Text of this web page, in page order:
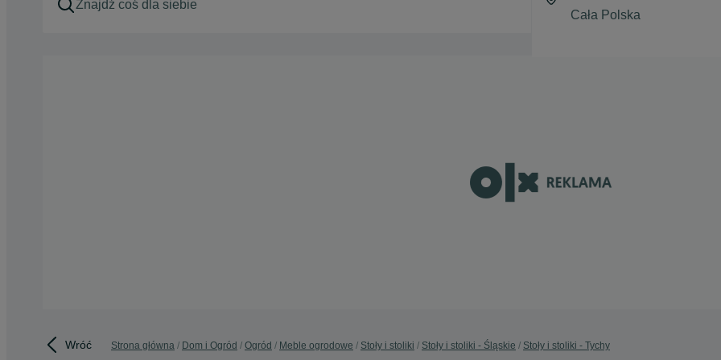
Wróć Strona główna Dom i Ogród Ogród Meble ogrodowe Stoły i stoliki Stoły i stoliki - Śląskie Stoły i stoliki - Tychy